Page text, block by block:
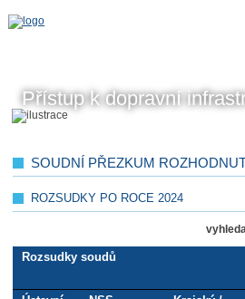
Přístup k dopravní
SOUDNÍ PŘEZKUM
ROZSUDKY PO ROCE 2024
Rozsudky soudů